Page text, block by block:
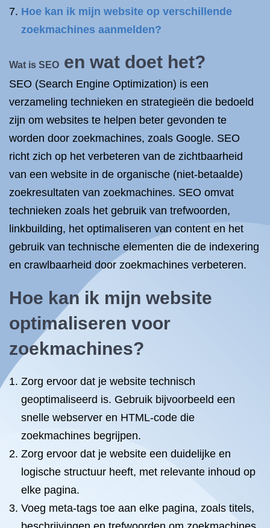
Hoe kan ik mijn website op verschillende
zoekmachines aanmelden?
Wat is SEO en wat doet het?
SEO (Search Engine Optimization) is een
verzameling technieken en strategieën die bedoeld
zijn om websites te helpen beter gevonden te
worden door zoekmachines, zoals Google. SEO
richt zich op het verbeteren van de zichtbaarheid
van een website in de organische (niet-betaalde)
zoekresultaten van zoekmachines. SEO omvat
technieken zoals het gebruik van trefwoorden,
linkbuilding, het optimaliseren van content en het
gebruik van technische elementen die de indexering
en crawlbaarheid door zoekmachines verbeteren.
Hoe kan ik mijn website
optimaliseren voor
zoekmachines?
Zorg ervoor dat je website technisch
geoptimaliseerd is. Gebruik bijvoorbeeld een
snelle webserver en HTML-code die
zoekmachines begrijpen.
Zorg ervoor dat je website een duidelijke en
logische structuur heeft, met relevante inhoud op
elke pagina.
Voeg meta-tags toe aan elke pagina, zoals titels,